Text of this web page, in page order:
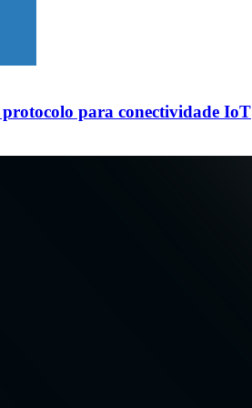
para conectividade IoT